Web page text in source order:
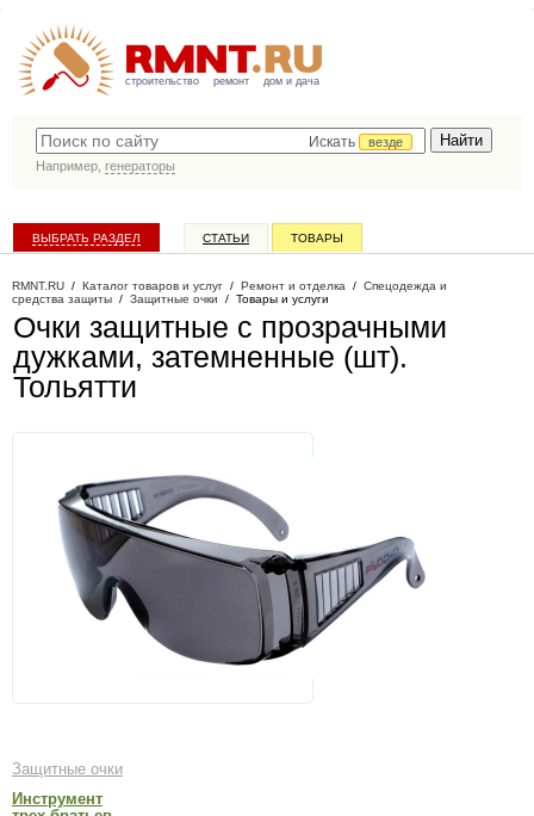
строительство ремонт дом и дача
Искать
везде
Например, генераторы
ВЫБРАТЬ РАЗДЕЛ СТАТЬИ ТОВАРЫ
RMNT.RU / Каталог товаров и услуг / Ремонт и отделка / Спецодежда и
средства защиты / Защитные очки / Товары и услуги
Очки защитные с прозрачными
дужками, затемненные (шт).
Тольятти
Защитные очки
Инструмент